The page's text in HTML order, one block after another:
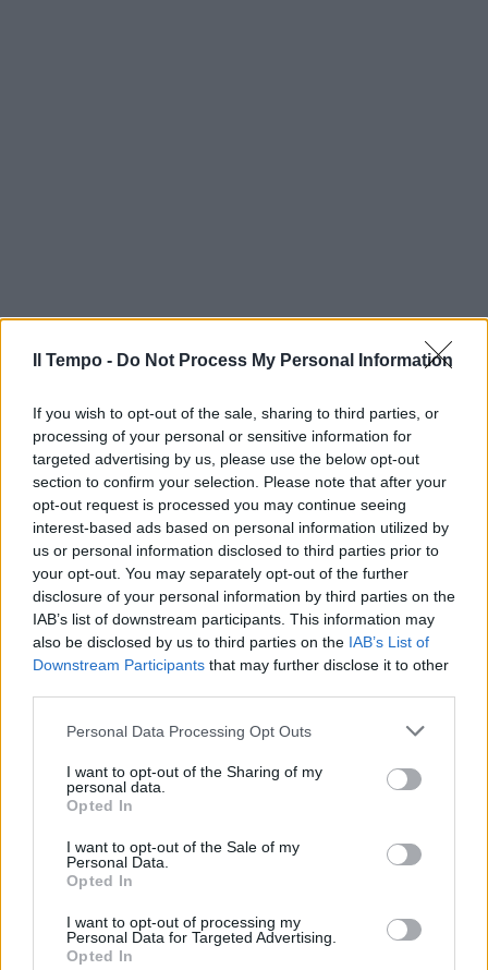
Il Tempo - Do Not Process My Personal Information
If you wish to opt-out of the sale, sharing to third parties, or
processing of your personal or sensitive information for
targeted advertising by us, please use the below opt-out
section to confirm your selection. Please note that after your
opt-out request is processed you may continue seeing
interest-based ads based on personal information utilized by
us or personal information disclosed to third parties prior to
your opt-out. You may separately opt-out of the further
disclosure of your personal information by third parties on the
IAB’s list of downstream participants. This information may
also be disclosed by us to third parties on the IAB’s List of
Downstream Participants that may further disclose it to other
Personal Data Processing Opt Outs
I want to opt-out of the Sharing of my
personal data.
Opted In
I want to opt-out of the Sale of my
Personal Data.
Opted In
I want to opt-out of processing my
Personal Data for Targeted Advertising.
Opted In